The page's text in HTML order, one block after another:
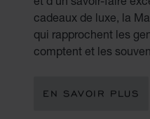
cadeaux de luxe, la
qui rapprochent les
comptent et les
EN SAVOIR PLUS